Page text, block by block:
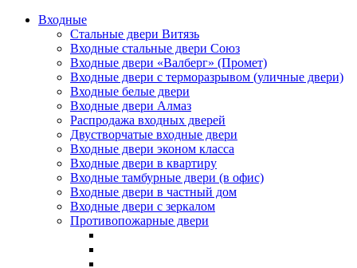
Входные
Стальные двери Витязь
Входные стальные двери Союз
Входные двери «Валберг» (Промет)
Входные двери с терморазрывом (уличные двери)
Входные белые двери
Входные двери Алмаз
Распродажа входных дверей
Двустворчатые входные двери
Входные двери эконом класса
Входные двери в квартиру
Входные тамбурные двери (в офис)
Входные двери в частный дом
Входные двери с зеркалом
Противопожарные двери